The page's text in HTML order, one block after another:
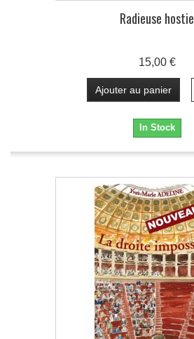
Radieuse hostie
15,00 €
Ajouter au panier
In Stock